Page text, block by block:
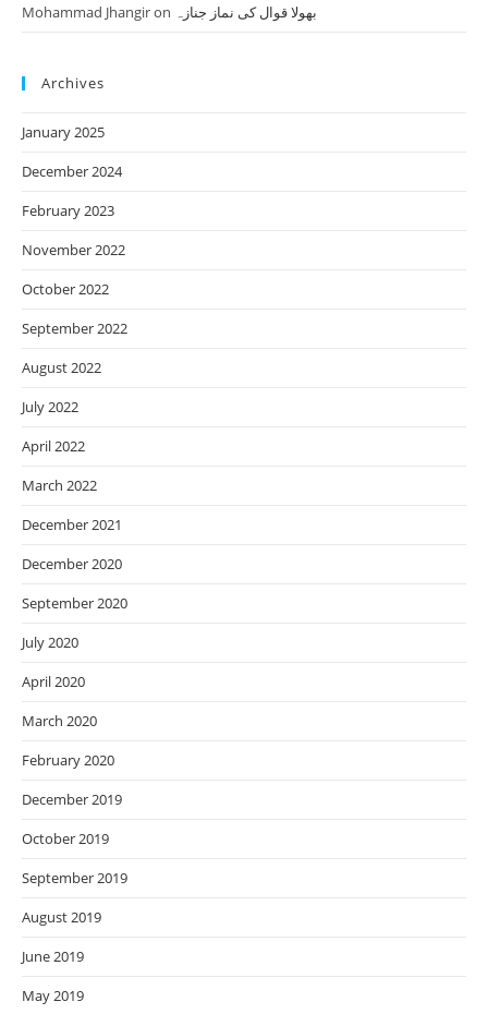
Mohammad Jhangiron بھولا قوال کی نماز جنازہ
Archives
January 2025
December 2024
February 2023
November 2022
October 2022
September 2022
August 2022
July 2022
April 2022
March 2022
December 2021
December 2020
September 2020
July 2020
April 2020
March 2020
February 2020
December 2019
October 2019
September 2019
August 2019
June 2019
May 2019